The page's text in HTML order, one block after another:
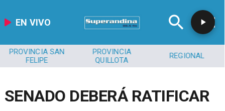
EN VIVO
PROVINCIA SAN
FELIPE
PROVINCIA
QUILLOTA
REGIONAL
SENADO DEBERÁ RATIFICAR